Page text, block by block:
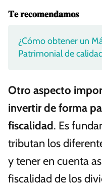
𝐓𝐞 𝐫𝐞𝐜𝐨𝐦𝐞𝐧𝐝𝐚𝐦𝐨𝐬
¿Cómo obtener un
Patrimonial de
Otro aspecto
invertir de forma
fiscalidad. Es
tributan los
y tener en cuenta
fiscalidad de los